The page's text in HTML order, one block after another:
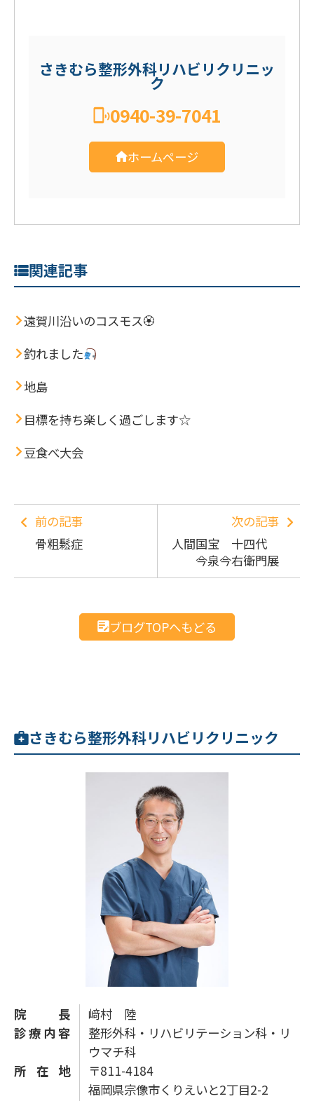
さきむら整形外科リハビリクリニッ
ク
0940-39-7041
ホームページ
関連記事
遠賀川沿いのコスモス🏵
釣れました
地島
目標を持ち楽しく過ごします☆
豆食べ大会
前の記事
骨粗鬆症
次の記事
人間国宝 十四代
今泉今右衛門展
ブログTOPへもどる
さきむら整形外科リハビリクリニック
院長
﨑村 陸
診療内容
整形外科・リハビリテーション科・リ
ウマチ科
所在地
〒811-4184
福岡県宗像市くりえいと2丁目2-2